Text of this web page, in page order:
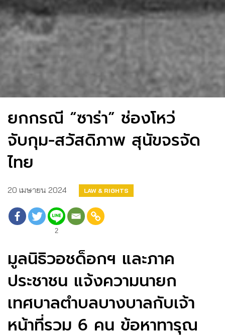
ยกกรณี “ซาร่า” ช่องโหว่
จับกุม-สวัสดิภาพ สุนัขจรจัด
ไทย
20 เมษายน 2024 LAW & RIGHTS
2
มูลนิธิวอชด็อกฯ และภาค
ประชาชน แจ้งความนายก
เทศบาลตำบลบางบาลกับเจ้า
หน้าที่รวม 6 คน ข้อหาทารุณ